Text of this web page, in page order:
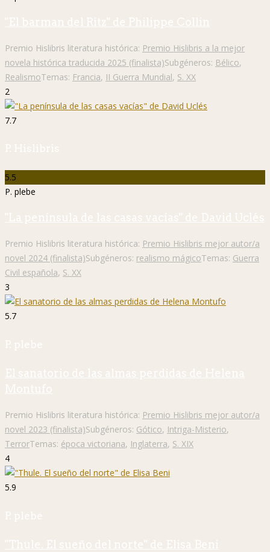
"El barman del Ritz" de Philippe Collin
Premio Hislibris literatura histórica: Premio Hislibris a la mejor
novela histórica traducida 2025 (finalista)Subgéneros: Bélico,
RealismoTemas: Francia, II Guerra Mundial, S. XX
2
7.7
P. Hislibris
5.5
P. plebe
"La península de las casas vacías" de David Uclés
Premio Hislibris literatura histórica: Premio Hislibris mejor autor/a
novel 2024 (finalista)Subgéneros: realismo mágicoTemas: Guerra
Civil española, S. XX
3
5.7
P. plebe
El sanatorio de las almas perdidas de Helena
Montufo
Premio Hislibris literatura histórica: Premio Hislibris mejor autor/a
novel 2023 (finalista)Subgéneros: Gótico, Intriga-Misterio,
TerrorTemas: época victoriana, Inglaterra, S. XIX
4
5.9
P. plebe
"Thule. El sueño del norte" de Elisa Beni